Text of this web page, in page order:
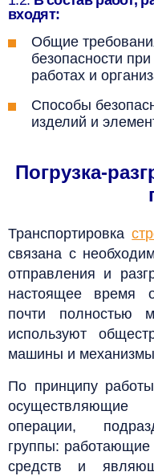
входят:
Общие
безопасности
работах и
Способы
изделий и
Погрузка-
Транспортировка
связана с
отправления и
настоящее время
почти полностью
используют
машины и
По принципу
осуществляющие
операции,
группы: работающие
средств и